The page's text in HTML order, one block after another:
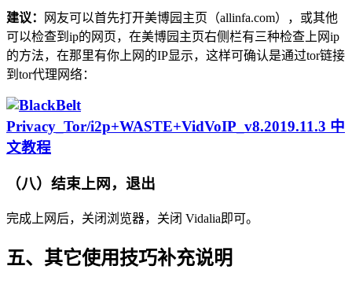
建议：
网友可以首先打开美博园主页（allinfa.com），或其他
可以检查到ip的网页，在美博园主页右侧栏有三种检查上网ip
的方法，在那里有你上网的IP显示，这样可确认是通过tor链接
到tor代理网络：
（八）结束上网，退出
完成上网后，关闭浏览器，关闭 Vidalia即可。
五、其它使用技巧补充说明